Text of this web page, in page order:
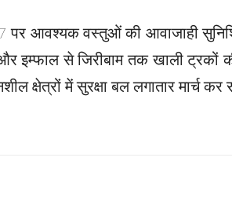
पर आवश्यक वस्तुओं की आवाजाही
इम्फाल से जिरीबाम तक खाली ट्रकों
क्षेत्रों में सुरक्षा बल लगातार मार्च कर